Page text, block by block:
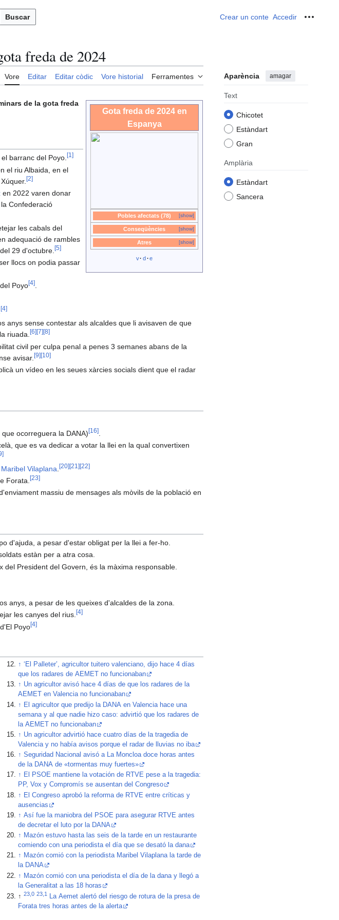
Buscar Crear un conte Accedir
freda de 2024
Vore Editar Editar còdic Vore historial Ferramentes Aparència amagar
Text
Chicotet
Estàndart
Gran
Amplària
Estàndart
Sancera
Gota freda de 2024 en
Espanya
Pobles afectats (78) [show]
Conseqüències [show]
Atres [show]
v· d·e
de la gota freda
barranc del Poyo.[1]
el riu Albaida, en el
[2]
en 2022 varen donar
Confederació
les cabals del
adequació de rambles
29 d'octubre.[5]
llocs on podia passar
Poyo[4].
[4]
anys sense contestar als alcaldes que li avisaven de que
riuada. [6] [7] [8]
civil per culpa penal a penes 3 semanes abans de la
avisar. [9][10]
un vídeo en les seues xàrcies socials dient que el radar
ocorreguera la DANA) [16].
que es va dedicar a votar la llei en la qual convertixen
]
Maribel Vilaplana [20][21 ][22]
Forata. [23]
massiu de mensages als mòvils de la població en
d'ajuda, a pesar d'estar obligat per la llei a fer-ho.
estàn per a atra cosa.
President del Govern, és la màxima responsable.
anys, a pesar de les queixes d'alcaldes de la zona.
les canyes del rius.[4]
Poyo[4]
↑ ‘El Palleter’, agricultor tuitero valenciano, dijo hace 4 días
que los radares de AEMET no funcionaban
↑ Un agricultor avisó hace 4 días de que los radares de la
AEMET en Valencia no funcionaban
↑ El agricultor que predijo la DANA en Valencia hace una
semana y al que nadie hizo caso: advirtió que los radares de
la AEMET no funcionaban
↑ Un agricultor advirtió hace cuatro días de la tragedia de
Valencia y no había avisos porque el radar de lluvias no iba
↑ Seguridad Nacional avisó a La Moncloa doce horas antes
de la DANA de «tormentas muy fuertes»
↑ El PSOE mantiene la votación de RTVE pese a la tragedia:
PP, Vox y Compromís se ausentan del Congreso
↑ El Congreso aprobó la reforma de RTVE entre críticas y
ausencias
↑ Así fue la maniobra del PSOE para asegurar RTVE antes
de decretar el luto por la DANA
↑ Mazón estuvo hasta las seis de la tarde en un restaurante
comiendo con una periodista el día que se desató la dana
↑ Mazón comió con la periodista Maribel Vilaplana la tarde de
la DANA
↑ Mazón comió con una periodista el día de la dana y llegó a
la Generalitat a las 18 horas
↑23,0 23,1
La Aemet alertó del riesgo de rotura de la presa de
Forata tres horas antes de la alerta